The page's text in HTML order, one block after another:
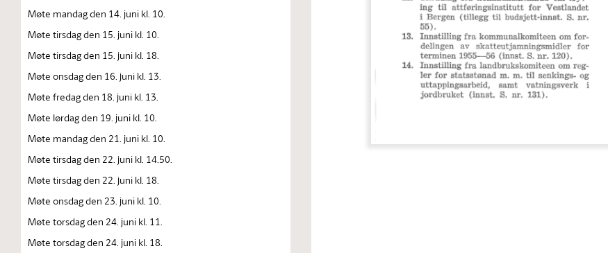
Møte mandag den 14. juni kl. 10.
Møte tirsdag den 15. juni kl. 10.
Møte tirsdag den 15. juni kl. 18.
Møte onsdag den 16. juni kl. 13.
Møte fredag den 18. juni kl. 13.
Møte lørdag den 19. juni kl. 10.
Møte mandag den 21. juni kl. 10.
Møte tirsdag den 22. juni kl. 14.50.
Møte tirsdag den 22. juni kl. 18.
Møte onsdag den 23. juni kl. 10.
Møte torsdag den 24. juni kl. 11.
Møte torsdag den 24. juni kl. 18.